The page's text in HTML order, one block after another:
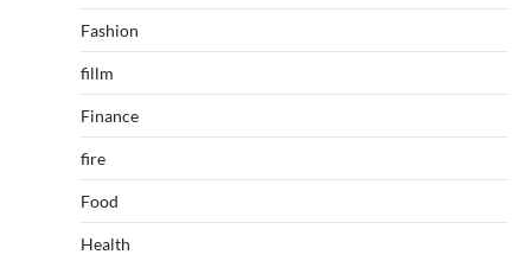
Fashion
fillm
Finance
fire
Food
Health